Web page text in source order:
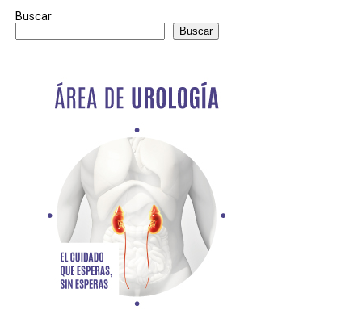
Buscar
Buscar